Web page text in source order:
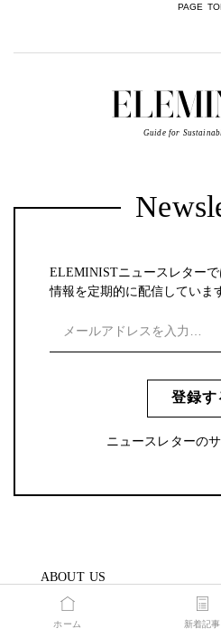
PAGE
Guide for
ELEMINISTニュースレターで
情報を定期的に配信しています
登録す
ニュースレターの
ABOUT US
CONTENTS
ホーム 新着記事